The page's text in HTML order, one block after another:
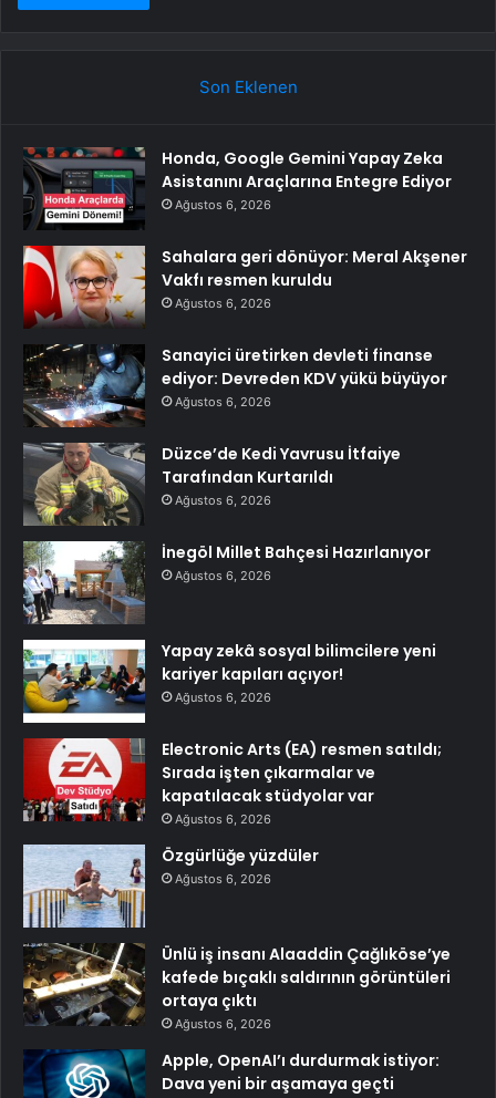
Son Eklenen
Honda, Google Gemini Yapay Zeka
Asistanını Araçlarına Entegre Ediyor
Ağustos 6, 2026
Sahalara geri dönüyor: Meral Akşener
Vakfı resmen kuruldu
Ağustos 6, 2026
Sanayici üretirken devleti finanse
ediyor: Devreden KDV yükü büyüyor
Ağustos 6, 2026
Düzce’de Kedi Yavrusu İtfaiye
Tarafından Kurtarıldı
Ağustos 6, 2026
İnegöl Millet Bahçesi Hazırlanıyor
Ağustos 6, 2026
Yapay zekâ sosyal bilimcilere yeni
kariyer kapıları açıyor!
Ağustos 6, 2026
Electronic Arts (EA) resmen satıldı;
Sırada işten çıkarmalar ve
kapatılacak stüdyolar var
Ağustos 6, 2026
Özgürlüğe yüzdüler
Ağustos 6, 2026
Ünlü iş insanı Alaaddin Çağlıköse’ye
kafede bıçaklı saldırının görüntüleri
ortaya çıktı
Ağustos 6, 2026
Apple, OpenAI’ı durdurmak istiyor:
Dava yeni bir aşamaya geçti